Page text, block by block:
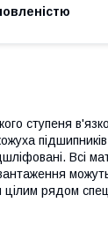
ступеня
Всі
рядом